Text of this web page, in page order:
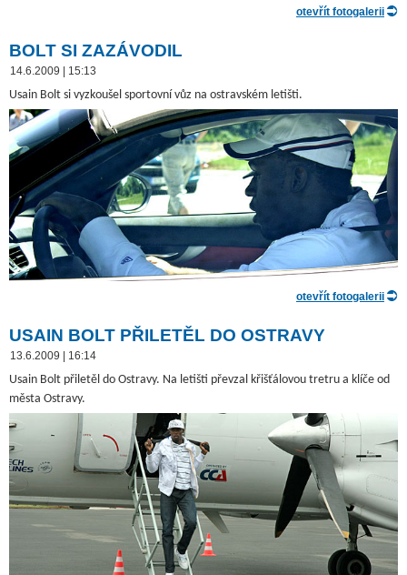
otevřít fotogalerii
BOLT SI ZAZÁVODIL
14.6.2009 | 15:13
Usain Bolt si vyzkoušel sportovní vůz na ostravském letišti.
otevřít fotogalerii
USAIN BOLT PŘILETĚL DO OSTRAVY
13.6.2009 | 16:14
Usain Bolt přiletěl do Ostravy. Na letišti převzal křišťálovou tretru a klíče od
města Ostravy.